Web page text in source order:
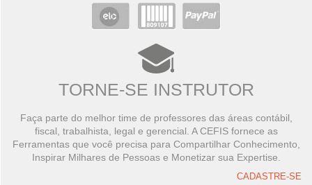
TORNE-SE INSTRUTOR
Faça parte do melhor time de professores das áreas contábil,
fiscal, trabalhista, legal e gerencial. A CEFIS fornece as
Ferramentas que você precisa para Compartilhar Conhecimento,
Inspirar Milhares de Pessoas e Monetizar sua Expertise.
CADASTRE-SE